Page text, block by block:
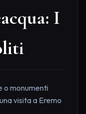
I
o monumenti
visita a Eremo